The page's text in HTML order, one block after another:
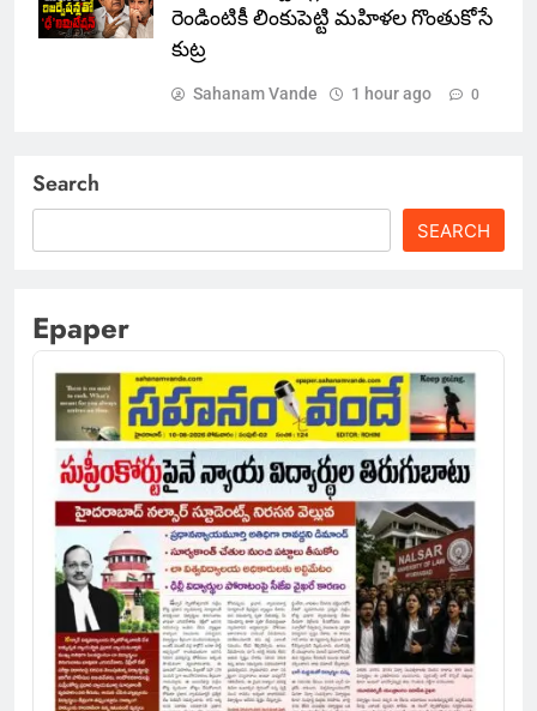
రెండింటికీ లింకుపెట్టి మహిళల గొంతుకోసే
కుట్ర
Sahanam Vande 1 hour ago 0
Search
SEARCH
Epaper